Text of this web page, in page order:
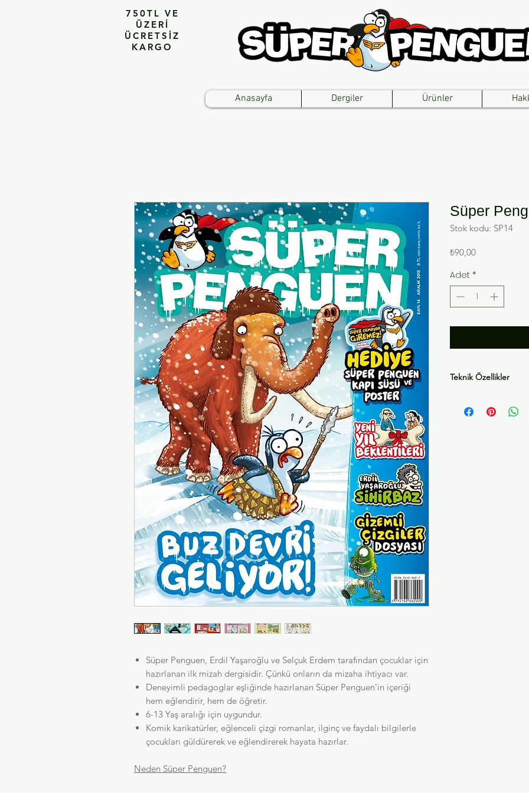
750TL VE
ÜZERİ
ÜCRETSİZ
KARGO
Anasayfa Dergiler Ürünler
Süper Penguen, Erdil Yaşaroğlu ve Selçuk Erdem tarafından çocuklar için
hazırlanan ilk mizah dergisidir. Çünkü onların da mizaha ihtiyacı var.
Deneyimli pedagoglar eşliğinde hazırlanan Süper Penguen'in içeriği
hem eğlendirir, hem de öğretir.
6-13 Yaş aralığı için uygundur.
Komik karikatürler, eğlenceli çizgi romanlar, ilginç ve faydalı bilgilerle
çocukları güldürerek ve eğlendirerek hayata hazırlar.
Neden Süper Penguen?
Süper
Stok kodu: SP14
₺90,00Fiyat
Adet *
Teknik Özellikler
27x19,5cm.